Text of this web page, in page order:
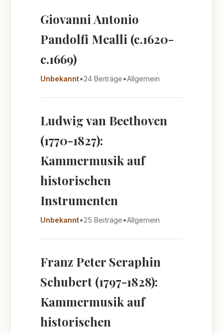
Giovanni Antonio
Pandolfi Mealli (c.1620-
c.1669)
Unbekannt•24 Beiträge•Allgemein
Ludwig van Beethoven
(1770-1827):
Kammermusik auf
historischen
Instrumenten
Unbekannt•25 Beiträge•Allgemein
Franz Peter Seraphin
Schubert (1797-1828):
Kammermusik auf
historischen